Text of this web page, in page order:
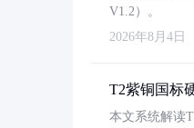
V1.2）。
2026年8月4日
T2紫铜国标
本文系统解读